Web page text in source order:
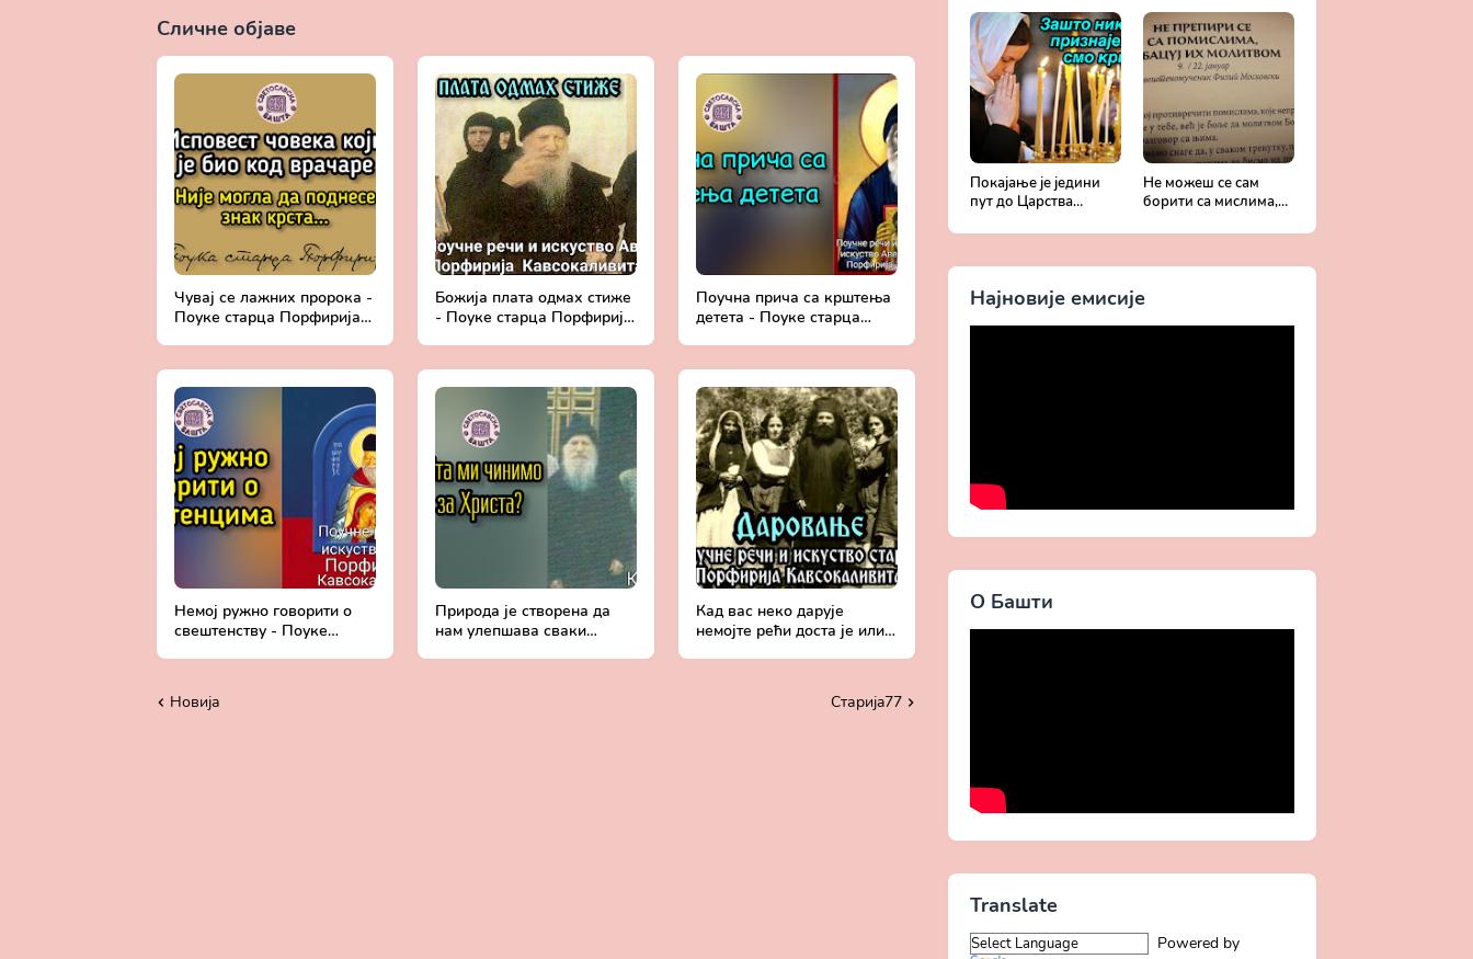
Сличне објаве
Чувај се лажних пророка -
Поуке старца Порфирија
Божија плата одмах стиже
- Поуке старца Порфирија
Поучна прича са крштења
детета - Поуке старца
Немој ружно говорити о
свештенству - Поуке
Природа је створена да
нам улепшава сваки
Кад вас неко дарује
немојте рећи доста је или
Новија Старијa77
сваки дан
Рафаила Карелина
Покајање је једини
пут до Царства
живот у свету без
Не можеш се сам
борити са мислима,
Бога -
Најновије емисије
О Башти
Translate
Powered by